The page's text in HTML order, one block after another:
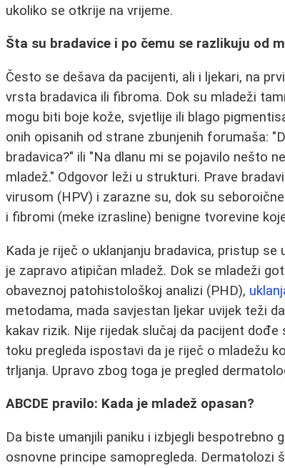
ukoliko se otkrije na vrijeme.
Šta su bradavice i po čemu se razlikuju od
Često se dešava da pacijenti, ali i ljekari, na
vrsta bradavica ili fibroma. Dok su mladeži
mogu biti boje kože, svjetlije ili blago
onih opisanih od strane zbunjenih forumaša:
bradavica?" ili "Na dlanu mi se pojavilo nešto
mladež." Odgovor leži u strukturi. Prave
virusom (HPV) i zarazne su, dok su
i fibromi (meke izrasline) benigne tvorevine
Kada je riječ o uklanjanju bradavica, pristup
je zapravo atipičan mladež. Dok se mladeži
obaveznoj patohistološkoj analizi (PHD),
metodama, mada savjestan ljekar uvijek teži
kakav rizik. Nije rijedak slučaj da pacijent
toku pregleda ispostavi da je riječ o mladežu
trljanja. Upravo zbog toga je pregled
ABCDE pravilo: Kada je mladež opasan?
Da biste umanjili paniku i izbjegli
osnovne principe samopregleda. Dermatolozi